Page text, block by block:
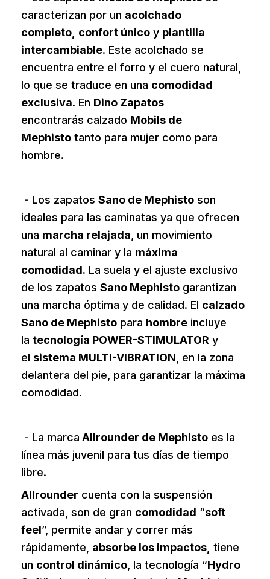
caracterizan por un acolchado
completo, confort único y plantilla
intercambiable. Este acolchado se
encuentra entre el forro y el cuero natural,
lo que se traduce en una comodidad
exclusiva. En Dino Zapatos
encontrarás calzado Mobils de
Mephisto tanto para mujer como para
hombre.
- Los zapatos Sano de Mephisto son
ideales para las caminatas ya que ofrecen
una marcha relajada , un movimiento
natural al caminar y la máxima
comodidad. La suela y el ajuste exclusivo
de los zapatos Sano Mephisto garantizan
una marcha óptima y de calidad. El calzado
Sano de Mephisto para hombre incluye
la tecnología POWER-STIMULATOR y
el sistema MULTI-VIBRATION , en la zona
delantera del pie, para garantizar la máxima
comodidad.
- La marca Allrounder de Mephisto es la
línea más juvenil para tus días de tiempo
libre.
Allrounder cuenta con la suspensión
activada, son de gran comodidad “soft
feel”, permite andar y correr más
rápidamente, absorbe los impactos, tiene
un control dinámico , la tecnología “Hydro